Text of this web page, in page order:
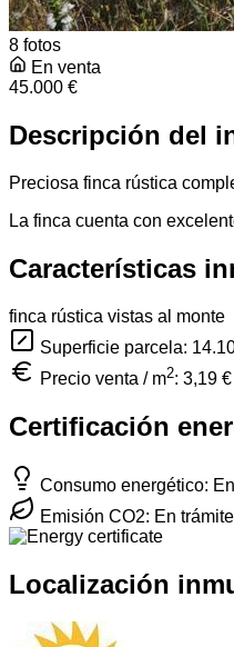
8 fotos
En venta
45.000 €
Descripción del
Preciosa finca rústica
La finca cuenta con
Características
finca rústica vistas al monte
Superficie parcela:
Precio venta / m2: 3,19 €
Certificación
Consumo energético:
Emisión CO2: En trámite
Localización